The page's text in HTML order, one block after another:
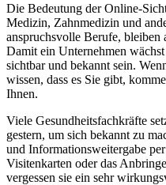
Die Bedeutung der Online-
Medizin, Zahnmedizin und
anspruchsvolle Berufe, bleiben
Damit ein Unternehmen
sichtbar und bekannt sein.
wissen, dass es Sie gibt,
Ihnen.
Viele Gesundheitsfachkräfte
gestern, um sich bekannt zu
und Informationsweitergabe
Visitenkarten oder das
vergessen sie ein sehr